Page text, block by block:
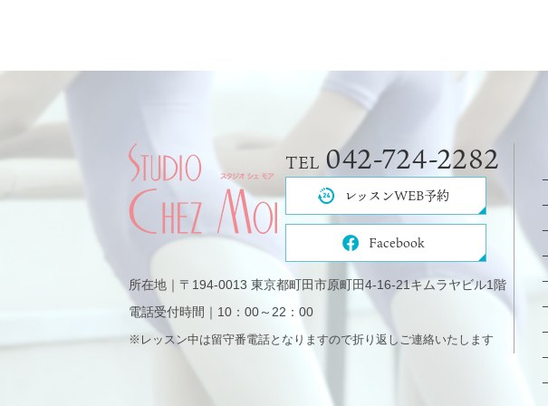
TEL 042-724-2282
レッスンWEB予約
Facebook
所在地｜〒194-0013 東京都町田市原町田4-16-21キムラヤビル1階
電話受付時間｜10：00～22：00
※レッスン中は留守番電話となりますので折り返しご連絡いたします